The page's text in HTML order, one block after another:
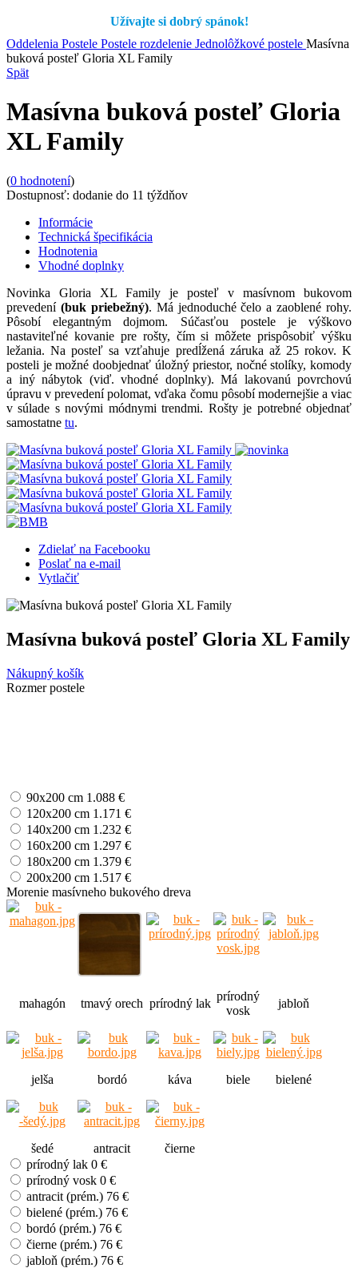
Užívajte si dobrý spánok!
Oddelenia Postele Postele rozdelenie Jednolôžkové postele Masívna
buková posteľ Gloria XL Family
Spät
Masívna buková posteľ Gloria
XL Family
(0 hodnotení)
Dostupnosť: dodanie do 11 týždňov
Informácie
Technická špecifikácia
Hodnotenia
Vhodné doplnky
Novinka Gloria XL Family je posteľ v masívnom bukovom
prevedení (buk priebežný). Má jednoduché čelo a zaoblené rohy.
Pôsobí elegantným dojmom. Súčasťou postele je výškovo
nastaviteľné kovanie pre rošty, čím si môžete prispôsobiť výšku
ležania. Na posteľ sa vzťahuje predĺžená záruka až 25 rokov. K
posteli je možné doobjednať úložný priestor, nočné stolíky, komody
a iný nábytok (viď. vhodné doplnky). Má lakovanú povrchovú
úpravu v prevedení polomat, vďaka čomu pôsobí modernejšie a viac
v súlade s novými módnymi trendmi. Rošty je potrebné objednať
samostatne tu.
Zdielať na Facebooku
Poslať na e-mail
Vytlačiť
Masívna buková posteľ Gloria XL Family
Nákupný košík
Rozmer postele
90x200 cm 1.088 €
120x200 cm 1.171 €
140x200 cm 1.232 €
160x200 cm 1.297 €
180x200 cm 1.379 €
200x200 cm 1.517 €
Morenie masívneho bukového dreva
mahagón tmavý orech prírodný lak
prírodný
vosk
jabloň
jelša bordó káva biele bielené
šedé antracit
čierne
prírodný lak 0 €
prírodný vosk 0 €
antracit (prém.) 76 €
bielené (prém.) 76 €
bordó (prém.) 76 €
čierne (prém.) 76 €
jabloň (prém.) 76 €